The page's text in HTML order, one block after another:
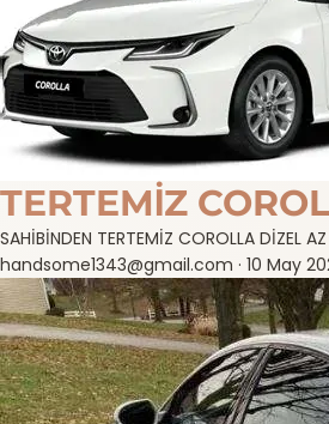
TERTEMİZ
SAHİBİNDEN TERTEMİZ COROLLA DİZEL
handsome1343@gmail.com · 10 May